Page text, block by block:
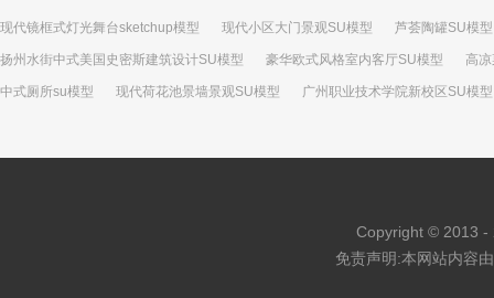
现代镜框式灯光舞台sketchup模型 现代小区大门景观SU模型 芦荟陶罐SU模型
扬州水街中式美国史密斯建筑设计SU模型 豪华欧式风格室内客厅SU模型 高
中式厕所su模型 现代荷花池景墙景观SU模型 广州职业技术学院新校区SU模型
Copyright © 2013 -
免责声明:本网站内容